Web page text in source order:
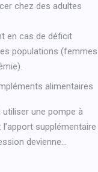
chez des adultes
en cas de déficit
populations (femmes
utiliser une pompe à
supplémentaire
devienne…